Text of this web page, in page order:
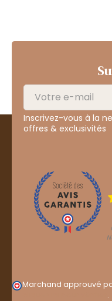
Inscrivez-vous à la
offres & exclusivités
Marchand approuvé
.